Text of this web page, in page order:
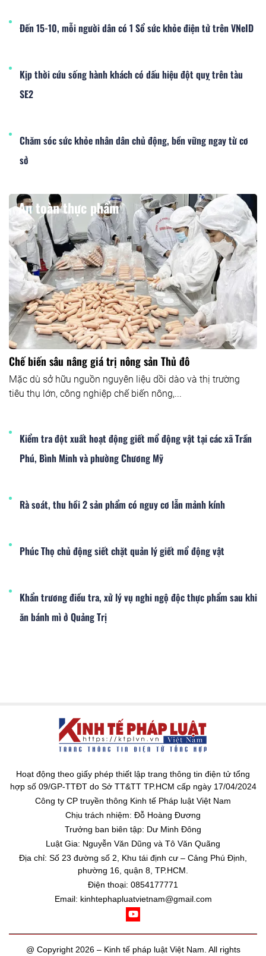
Đến 15-10, mỗi người dân có 1 Sổ sức khỏe điện tử trên VNeID
Kịp thời cứu sống hành khách có dấu hiệu đột quỵ trên tàu
SE2
Chăm sóc sức khỏe nhân dân chủ động, bền vững ngay từ cơ
sở
An toàn thực phẩm
Chế biến sâu nâng giá trị nông sản Thủ đô
Mặc dù sở hữu nguồn nguyên liệu dồi dào và thị trường
tiêu thụ lớn, công nghiệp chế biến nông,...
Kiểm tra đột xuất hoạt động giết mổ động vật tại các xã Trần
Phú, Bình Minh và phường Chương Mỹ
Rà soát, thu hồi 2 sản phẩm có nguy cơ lẫn mảnh kính
​Phúc Thọ chủ động siết chặt quản lý giết mổ động vật
Khẩn trương điều tra, xử lý vụ nghi ngộ độc thực phẩm sau khi
ăn bánh mì ở Quảng Trị
Hoạt động theo giấy phép thiết lập trang thông tin điện tử tổng
hợp số 09/GP-TTĐT do Sở TT&TT TP.HCM cấp ngày 17/04/2024
Công ty CP truyền thông Kinh tế Pháp luật Việt Nam
Chịu trách nhiệm: Đỗ Hoàng Đương
Trưởng ban biên tập: Dư Minh Đông
Luật Gia: Nguyễn Văn Dũng và Tô Văn Quãng
Địa chỉ: Số 23 đường số 2, Khu tái định cư – Cảng Phú Định,
phường 16, quận 8, TP.HCM.
Điện thoại: 0854177771
Email: kinhtephapluatvietnam@gmail.com
@ Copyright 2026 – Kinh tế pháp luật Việt Nam. All rights